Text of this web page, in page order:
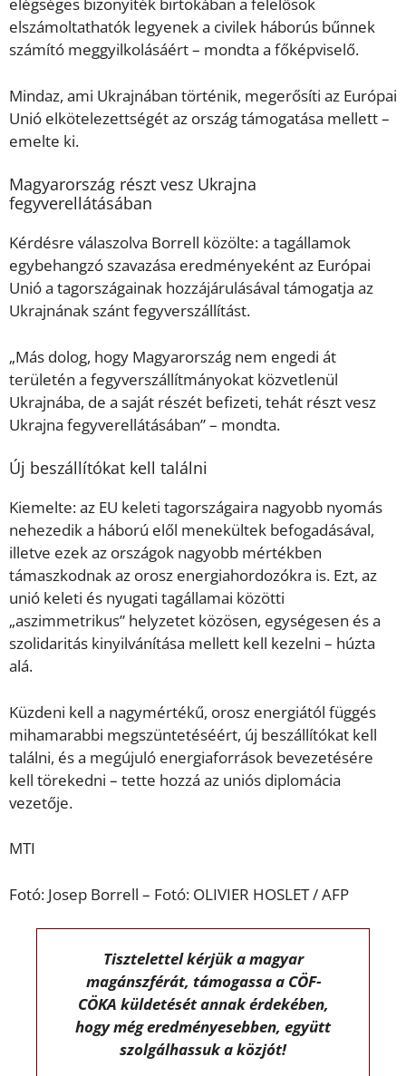
elégséges bizonyíték birtokában a felelősök
elszámoltathatók legyenek a civilek háborús bűnnek
számító meggyilkolásáért – mondta a főképviselő.
Mindaz, ami Ukrajnában történik, megerősíti az Európai
Unió elkötelezettségét az ország támogatása mellett –
emelte ki.
Magyarország részt vesz Ukrajna
fegyverellátásában
Kérdésre válaszolva Borrell közölte: a tagállamok
egybehangzó szavazása eredményeként az Európai
Unió a tagországainak hozzájárulásával támogatja az
Ukrajnának szánt fegyverszállítást.
„Más dolog, hogy Magyarország nem engedi át
területén a fegyverszállítmányokat közvetlenül
Ukrajnába, de a saját részét befizeti, tehát részt vesz
Ukrajna fegyverellátásában” – mondta.
Új beszállítókat kell találni
Kiemelte: az EU keleti tagországaira nagyobb nyomás
nehezedik a háború elől menekültek befogadásával,
illetve ezek az országok nagyobb mértékben
támaszkodnak az orosz energiahordozókra is. Ezt, az
unió keleti és nyugati tagállamai közötti
„aszimmetrikus” helyzetet közösen, egységesen és a
szolidaritás kinyilvánítása mellett kell kezelni – húzta
alá.
Küzdeni kell a nagymértékű, orosz energiától függés
mihamarabbi megszüntetéséért, új beszállítókat kell
találni, és a megújuló energiaforrások bevezetésére
kell törekedni – tette hozzá az uniós diplomácia
vezetője.
MTI
Fotó: Josep Borrell – Fotó: OLIVIER HOSLET / AFP
Tisztelettel kérjük a magyar
magánszférát, támogassa a CÖF-
CÖKA küldetését annak érdekében,
hogy még eredményesebben, együtt
szolgálhassuk a közjót!